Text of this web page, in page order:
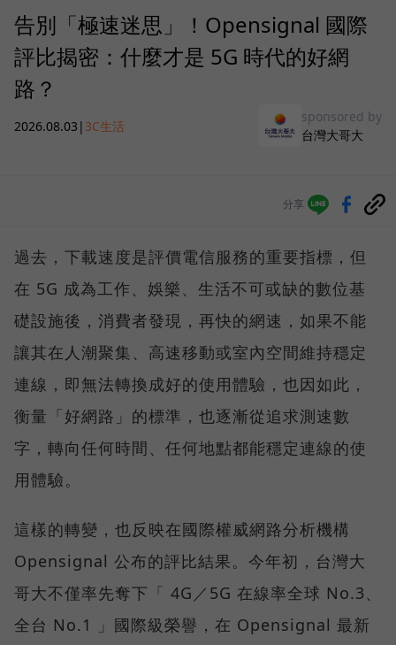
告別「極速迷思」！Opensignal 國際
評比揭密：什麼才是 5G 時代的好網
路？
2026.08.03 | 3C生活
sponsored by
台灣大哥大
分享
過去，下載速度是評價電信服務的重要指標，但
在 5G 成為工作、娛樂、生活不可或缺的數位基
礎設施後，消費者發現，再快的網速，如果不能
讓其在人潮聚集、高速移動或室內空間維持穩定
連線，即無法轉換成好的使用體驗，也因如此，
衡量「好網路」的標準，也逐漸從追求測速數
字，轉向任何時間、任何地點都能穩定連線的使
用體驗。
這樣的轉變，也反映在國際權威網路分析機構
Opensignal 公布的評比結果。今年初，台灣大
哥大不僅率先奪下「 4G／5G 在線率全球 No.3、
全台 No.1 」國際級榮譽，在 Opensignal 最新